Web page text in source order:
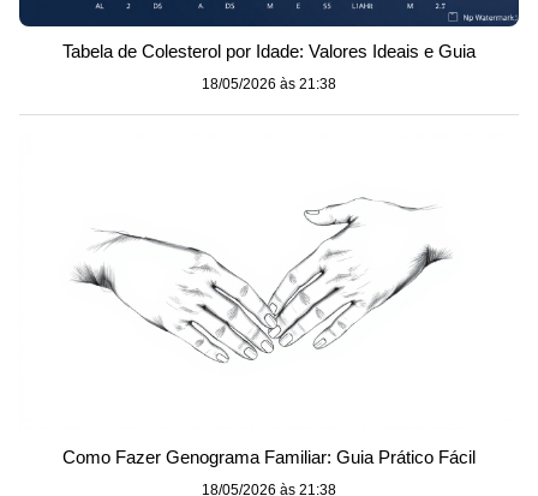
Tabela de Colesterol por Idade: Valores Ideais e Guia
18/05/2026 às 21:38
Como Fazer Genograma Familiar: Guia Prático Fácil
18/05/2026 às 21:38